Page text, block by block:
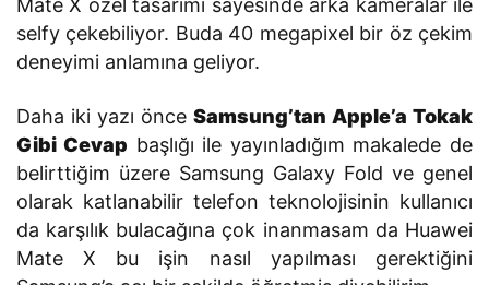
Mate X özel tasarımı sayesinde arka kameralar ile
selfy çekebiliyor. Buda 40 megapixel bir öz çekim
deneyimi anlamına geliyor.
Daha iki yazı önce Samsung’tan Apple’a Tokak
Gibi Cevap başlığı ile yayınladığım makalede de
belirttiğim üzere Samsung Galaxy Fold ve genel
olarak katlanabilir telefon teknolojisinin kullanıcı
da karşılık bulacağına çok inanmasam da Huawei
Mate X bu işin nasıl yapılması gerektiğini